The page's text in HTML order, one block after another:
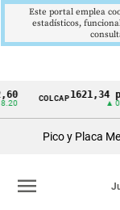
Cintillo
Colombia
COLCAP1621,34 pts
▲ 0.67
Pico y Placa
menu
Este portal emplea
estadísticos,